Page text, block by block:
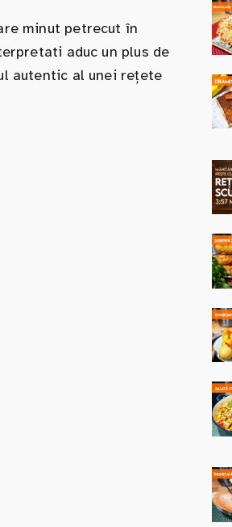
minut petrecut în
aduc un plus de
autentic al unei rețete